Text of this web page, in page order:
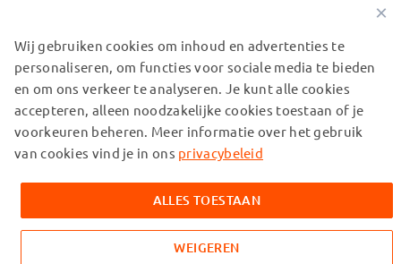
ONZE VERZENDPARTNERS
© subtel.nl 2026
Alle prijzen zijn inclusief btw en exclusief verzendkosten.
Houd er rekening mee dat alle genoemde handelsmerken de
uitsluitend worden vermeld om informatie over onze
producten te verstrekken.
×
Wij gebruiken cookies om inhoud en advertenties te
personaliseren, om functies voor sociale media te bieden
en om ons verkeer te analyseren. Je kunt alle cookies
accepteren, alleen noodzakelijke cookies toestaan of je
voorkeuren beheren. Meer informatie over het gebruik
van cookies vind je in ons privacybeleid
ALLES TOESTAAN
WEIGEREN